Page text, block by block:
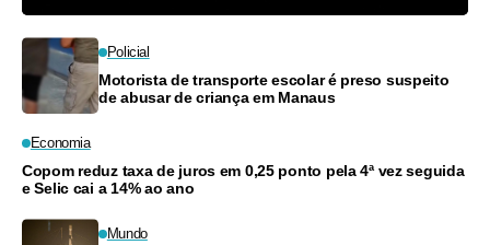
Policial
Motorista de transporte escolar é preso suspeito
de abusar de criança em Manaus
Economia
Copom reduz taxa de juros em 0,25 ponto pela 4ª vez seguida
e Selic cai a 14% ao ano
Mundo